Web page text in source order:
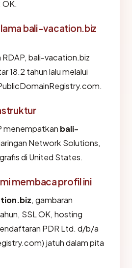
OK.
bali-vacation.biz
bali-vacation.biz
18.2 tahun lalu melalui
menempatkan bali-
Network Solutions,
di United States.
membaca profil ini
, gambaran
SSL OK, hosting
PDR Ltd. d/b/a
jatuh dalam pita